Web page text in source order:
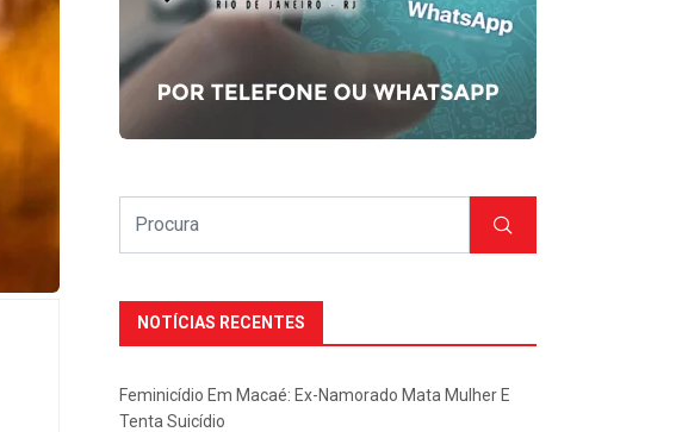
NOTÍCIAS RECENTES
Feminicídio Em Macaé: Ex-Namorado Mata Mulher E
Tenta Suicídio